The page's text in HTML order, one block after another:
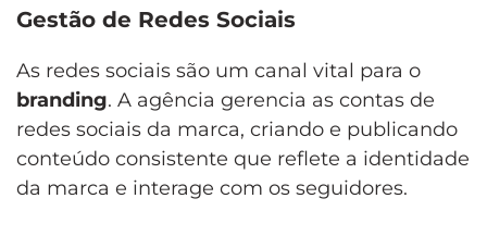
Gestão de Redes Sociais
As redes sociais são um canal vital para o
branding. A agência gerencia as contas de
redes sociais da marca, criando e publicando
conteúdo consistente que reflete a identidade
da marca e interage com os seguidores.